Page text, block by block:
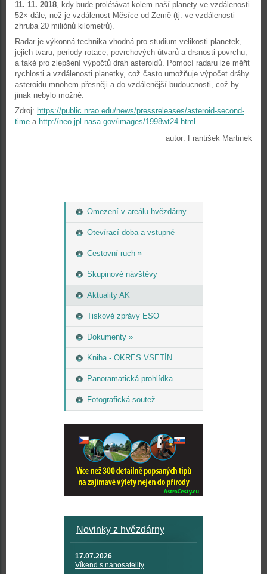
Omezení v areálu hvězdárny
Otevírací doba a vstupné
Cestovní ruch »
Skupinové návštěvy
Aktuality AK
Tiskové zprávy ESO
Dokumenty »
Kniha - OKRES VSETÍN
Panoramatická prohlídka
Fotografická soutež
Novinky z hvězdárny
17.07.2026
Víkend s nanosatelity
11. 11. 2018, kdy bude prolétávat kolem naší planety ve vzdálenosti
52× dále, než je vzdálenost Měsíce od Země (tj. ve vzdálenosti
zhruba 20 miliónů kilometrů).
Radar je výkonná technika vhodná pro studium velikosti planetek,
jejich tvaru, periody rotace, povrchových útvarů a drsnosti povrchu,
a také pro zlepšení výpočtů drah asteroidů. Pomocí radaru lze měřit
rychlosti a vzdálenosti planetky, což často umožňuje výpočet dráhy
asteroidu mnohem přesněji a do vzdálenější budoucnosti, což by
jinak nebylo možné.
Zdroj: https://public.nrao.edu/news/pressreleases/asteroid-second-
time a http://neo.jpl.nasa.gov/images/1998wt24.html
autor: František Martinek